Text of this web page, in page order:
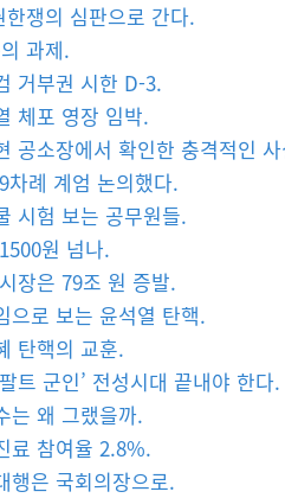
한쟁의 심판으로 간다.
과제.
거부권 시한 D-3.
체포 영장 임박.
공소장에서 확인한 충격적인
차례 계엄 논의했다.
시험 보는 공무원들.
원 넘나.
장은 79조 원 증발.
으로 보는 윤석열 탄핵.
탄핵의 교훈.
트 군인’ 전성시대 끝내야 한다.
는 왜 그랬을까.
료 참여율 2.8%.
행은 국회의장으로.